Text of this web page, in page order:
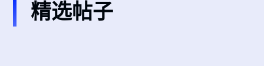
精选帖子